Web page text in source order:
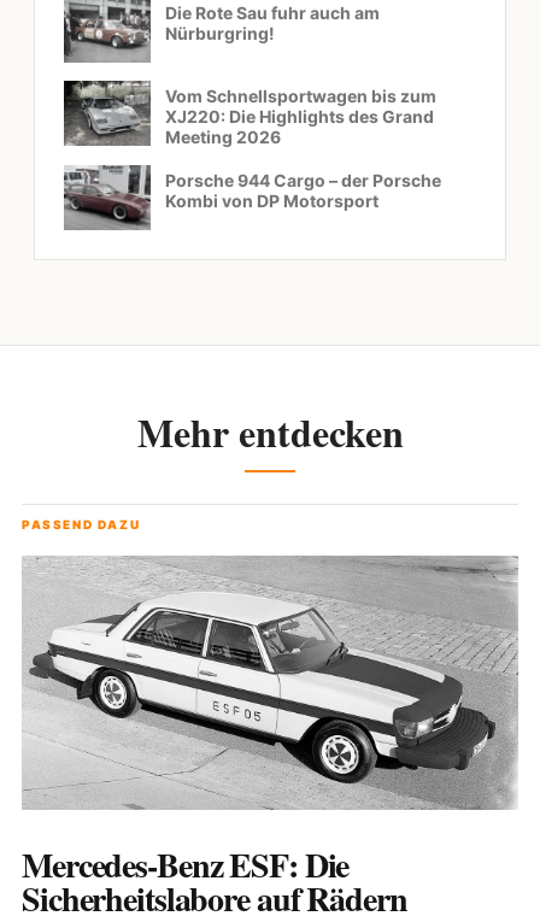
Die Rote Sau fuhr auch am
Nürburgring!
Vom Schnellsportwagen bis zum
XJ220: Die Highlights des Grand
Meeting 2026
Porsche 944 Cargo – der Porsche
Kombi von DP Motorsport
Mehr entdecken
PASSEND DAZU
Mercedes-Benz ESF: Die
Sicherheitslabore auf Rädern